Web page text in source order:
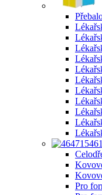
Pro